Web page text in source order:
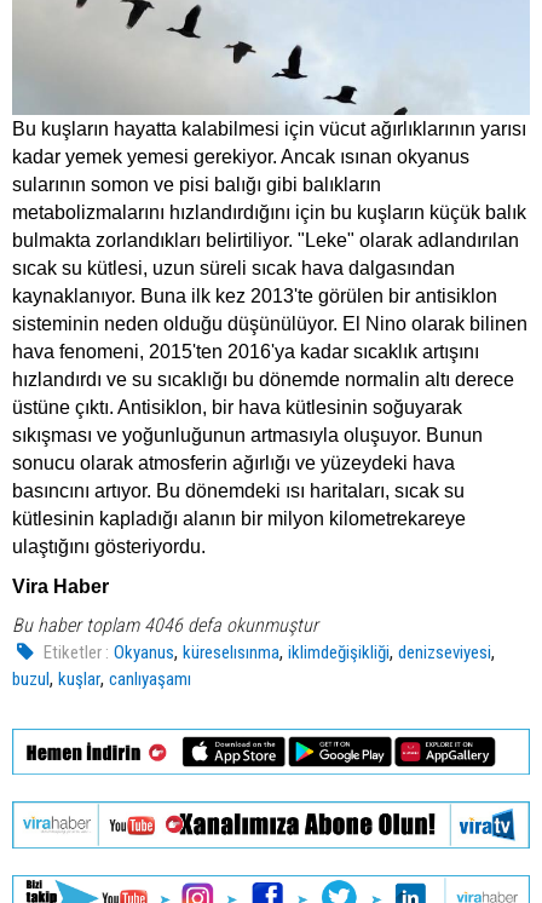
Bu kuşların hayatta kalabilmesi için vücut ağırlıklarının yarısı
kadar yemek yemesi gerekiyor. Ancak ısınan okyanus
sularının somon ve pisi balığı gibi balıkların
metabolizmalarını hızlandırdığını için bu kuşların küçük balık
bulmakta zorlandıkları belirtiliyor. "Leke" olarak adlandırılan
sıcak su kütlesi, uzun süreli sıcak hava dalgasından
kaynaklanıyor. Buna ilk kez 2013'te görülen bir antisiklon
sisteminin neden olduğu düşünülüyor. El Nino olarak bilinen
hava fenomeni, 2015'ten 2016'ya kadar sıcaklık artışını
hızlandırdı ve su sıcaklığı bu dönemde normalin altı derece
üstüne çıktı. Antisiklon, bir hava kütlesinin soğuyarak
sıkışması ve yoğunluğunun artmasıyla oluşuyor. Bunun
sonucu olarak atmosferin ağırlığı ve yüzeydeki hava
basıncını artıyor. Bu dönemdeki ısı haritaları, sıcak su
kütlesinin kapladığı alanın bir milyon kilometrekareye
ulaştığını gösteriyordu.
Vira Haber
Bu haber toplam 4046 defa okunmuştur
Etiketler : Okyanus,küreselısınma,iklimdeğişikliği,denizseviyesi,
buzul, kuşlar, canlıyaşamı